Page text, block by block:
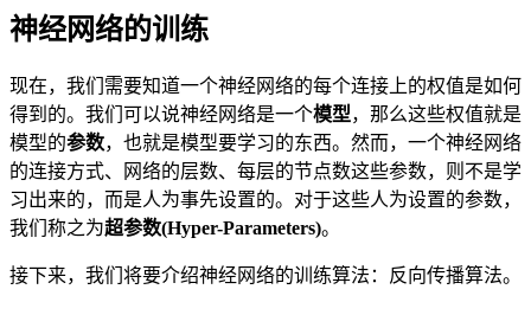
神经网络的训练
现在，我们需要知道一个神经网络的每个连接上的权值是如何
得到的。我们可以说神经网络是一个模型，那么这些权值就是
模型的参数，也就是模型要学习的东西。然而，一个神经网络
的连接方式、网络的层数、每层的节点数这些参数，则不是学
习出来的，而是人为事先设置的。对于这些人为设置的参数，
我们称之为超参数(Hyper-Parameters)。
接下来，我们将要介绍神经网络的训练算法：反向传播算法。